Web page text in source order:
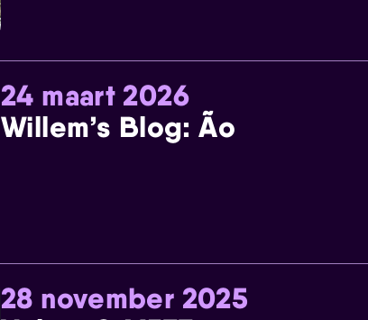
24 maart 2026
Willem’s Blog: Ão
28 november 2025